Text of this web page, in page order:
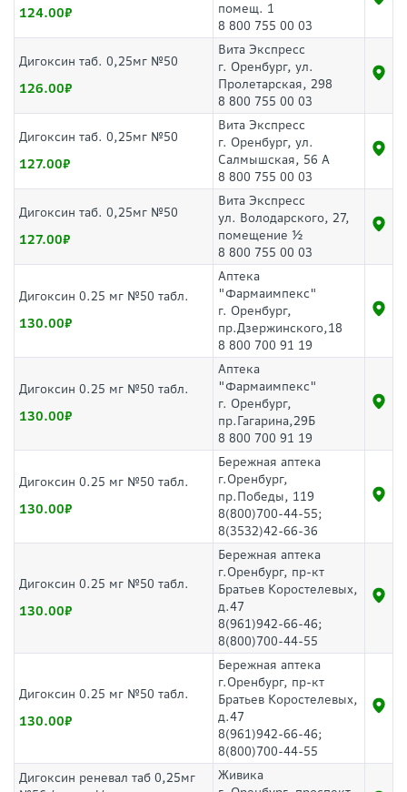
124.00
помещ. 1
8 800 755 00 03
Дигоксин таб. 0,25мг №50
126.00
Вита Экспресс
г. Оренбург, ул.
Пролетарская, 298
8 800 755 00 03
Дигоксин таб. 0,25мг №50
127.00
Вита Экспресс
г. Оренбург, ул.
Салмышская, 56 А
8 800 755 00 03
Дигоксин таб. 0,25мг №50
127.00
Вита Экспресс
ул. Володарского, 27,
помещение ½
8 800 755 00 03
Дигоксин 0.25 мг №50 табл.
130.00
Аптека
"Фармаимпекс"
г. Оренбург,
пр.Дзержинского,18
8 800 700 91 19
Дигоксин 0.25 мг №50 табл.
130.00
Аптека
"Фармаимпекс"
г. Оренбург,
пр.Гагарина,29Б
8 800 700 91 19
Дигоксин 0.25 мг №50 табл.
130.00
Бережная аптека
г.Оренбург,
пр.Победы, 119
8(800)700-44-55;
8(3532)42-66-36
Дигоксин 0.25 мг №50 табл.
130.00
Бережная аптека
г.Оренбург, пр-кт
Братьев Коростелевых,
д.47
8(961)942-66-46;
8(800)700-44-55
Дигоксин 0.25 мг №50 табл.
130.00
Бережная аптека
г.Оренбург, пр-кт
Братьев Коростелевых,
д.47
8(961)942-66-46;
8(800)700-44-55
Дигоксин реневал таб 0,25мг
Живика